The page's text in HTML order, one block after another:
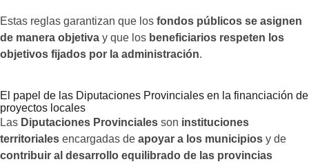
Estas reglas garantizan que los fondos públicos se asignen
de manera objetiva y que los beneficiarios respeten los
objetivos fijados por la administración.
El papel de las Diputaciones Provinciales en la financiación de
proyectos locales
Las Diputaciones Provinciales son instituciones
territoriales encargadas de apoyar a los municipios y de
contribuir al desarrollo equilibrado de las provincias